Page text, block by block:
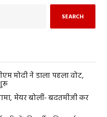
SEARCH
मोदी ने डाला पहला वोट,
मेयर बोलीं- बदतमीजी कर